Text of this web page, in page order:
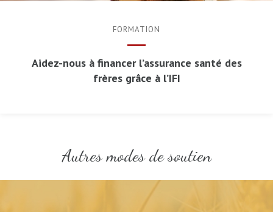
FORMATION
Aidez-nous à financer l’assurance santé des
frères grâce à l’IFI
Autres modes de soutien